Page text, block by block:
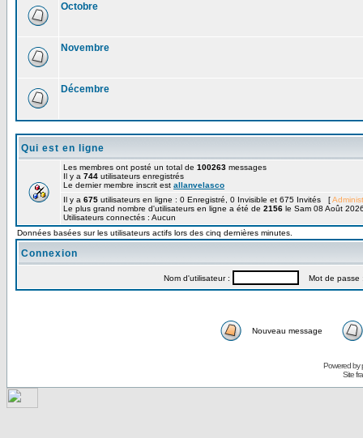
Octobre
Novembre
Décembre
Qui est en ligne
Les membres ont posté un total de 100263 messages
Il y a 744 utilisateurs enregistrés
Le dernier membre inscrit est allanvelasco
Il y a 675 utilisateurs en ligne : 0 Enregistré, 0 Invisible et 675 Invités [
Le plus grand nombre d'utilisateurs en ligne a été de 2156 le Sam 08 Août
Utilisateurs connectés : Aucun
Données basées sur les utilisateurs actifs lors des cinq dernières minutes.
Connexion
Nom d'utilisateur : Mot de passe
Nouveau message
Powered by
Site